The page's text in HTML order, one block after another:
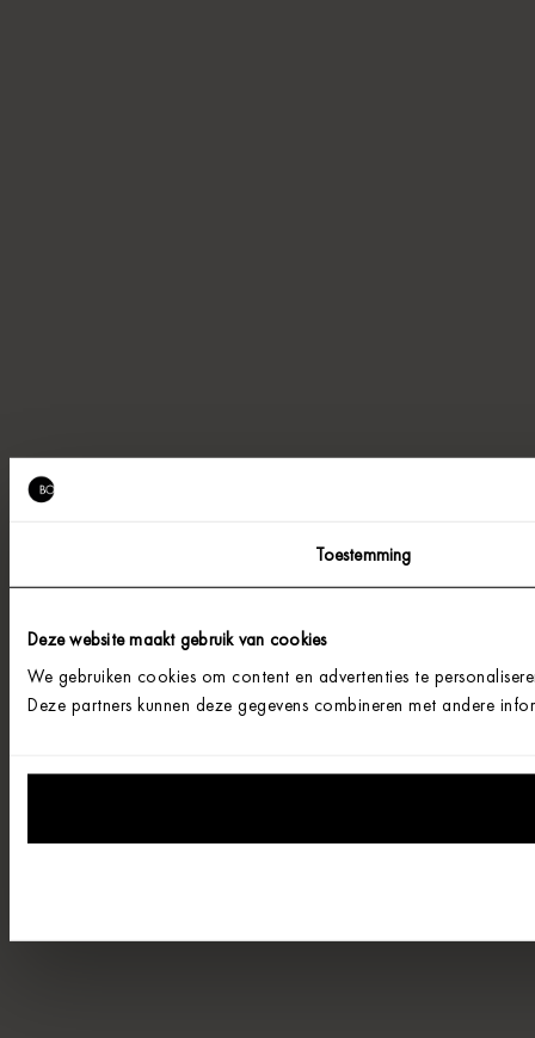
Toestemming
Deze website maakt gebruik van cookies
We gebruiken cookies om content en advertenties te
Deze partners kunnen deze gegevens combineren met andere